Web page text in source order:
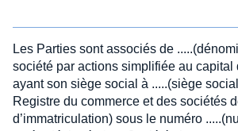
Les Parties sont associés de
société par actions simplifiée au capital
ayant son siège social à .....(siège
Registre du commerce et des sociétés
d’immatriculation) sous le numéro